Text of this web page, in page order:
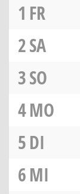
1 FR
2SA
3SO
4MO
5DI
6MI